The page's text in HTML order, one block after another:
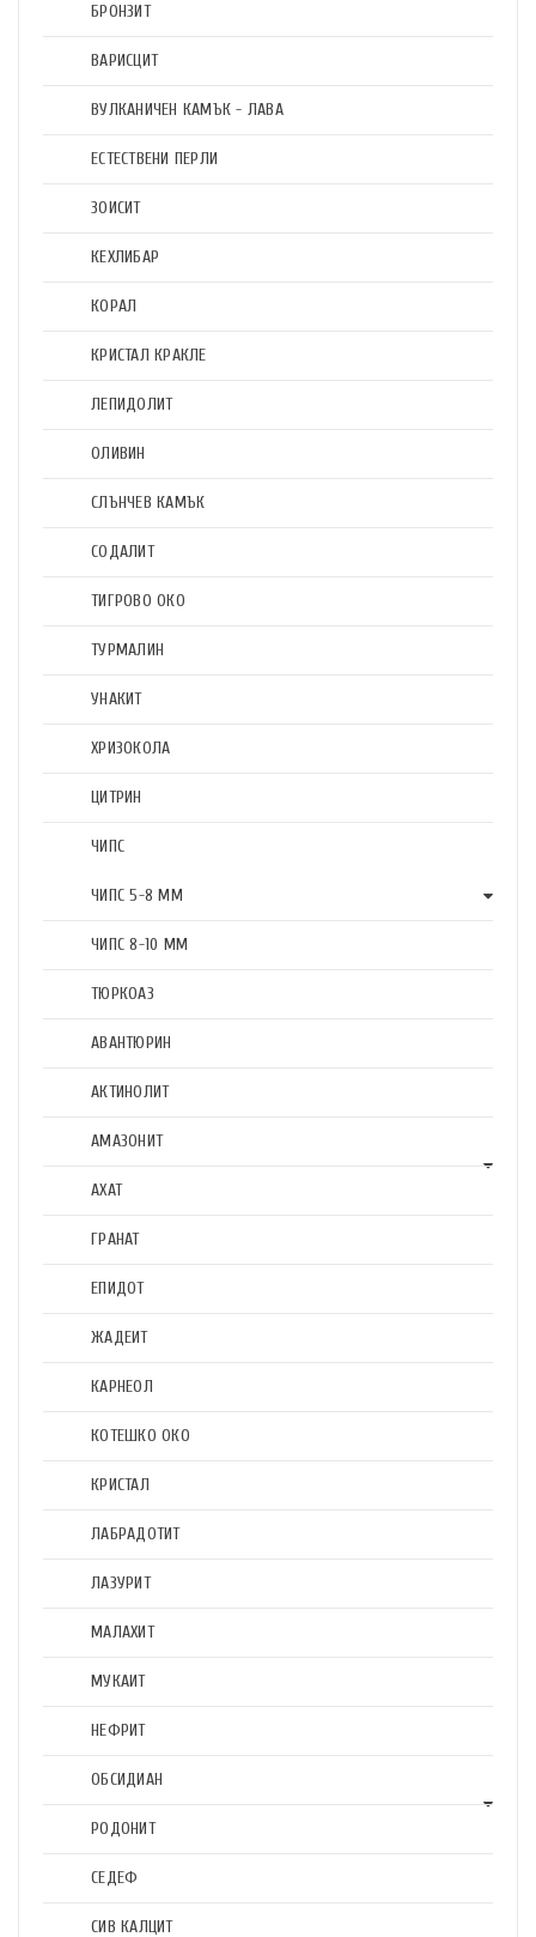
БРОНЗИТ
ВАРИСЦИТ
ВУЛКАНИЧЕН КАМЪК - ЛАВА
ЕСТЕСТВЕНИ ПЕРЛИ
ЗОИСИТ
КЕХЛИБАР
КОРАЛ
КРИСТАЛ КРАКЛЕ
ЛЕПИДОЛИТ
ОЛИВИН
СЛЪНЧЕВ КАМЪК
СОДАЛИТ
ТИГРОВО ОКО
ТУРМАЛИН
УНАКИТ
ХРИЗОКОЛА
ЦИТРИН
ЧИПС
ЧИПС 5-8 ММ
ЧИПС 8-10 ММ
ТЮРКОАЗ
АВАНТЮРИН
АКТИНОЛИТ
АМАЗОНИТ
АХАТ
ГРАНАТ
ЕПИДОТ
ЖАДЕИТ
КАРНЕОЛ
КОТЕШКО ОКО
КРИСТАЛ
ЛАБРАДОТИТ
ЛАЗУРИТ
МАЛАХИТ
МУКАИТ
НЕФРИТ
ОБСИДИАН
РОДОНИТ
СЕДЕФ
СИВ КАЛЦИТ